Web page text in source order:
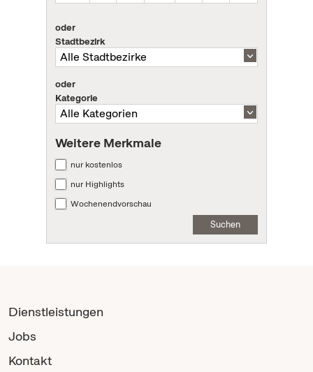
oder
Stadtbezirk
oder
Kategorie
Weitere Merkmale
nur kostenlos
nur Highlights
Wochenendvorschau
Suchen
Dienstleistungen
Jobs
Kontakt